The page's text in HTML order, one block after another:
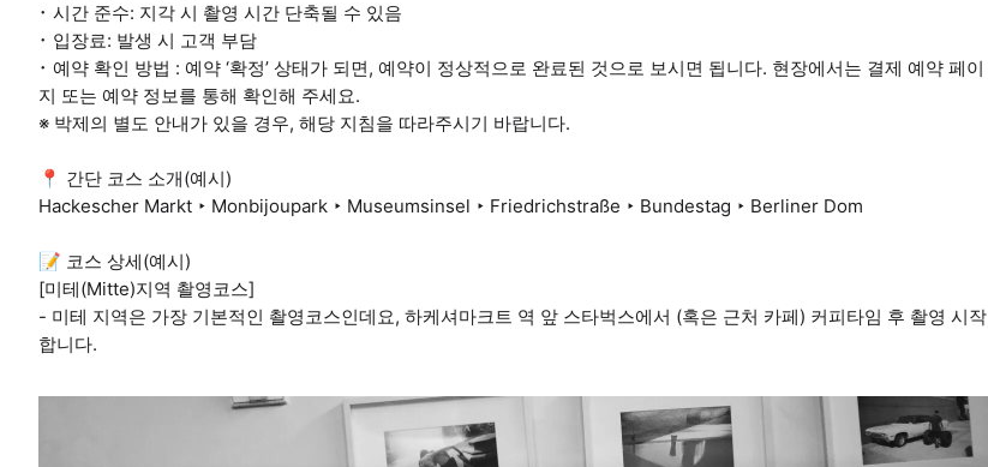
･ 시간 준수: 지각 시 촬영 시간 단축될 수 있음
･ 입장료: 발생 시 고객 부담
･ 예약 확인 방법 : 예약 ‘확정’ 상태가 되면, 예약이 정상적으로 완료된 것으로 보시면 됩니다. 현장에서는 결제 예약 페이
지 또는 예약 정보를 통해 확인해 주세요.
※ 박제의 별도 안내가 있을 경우, 해당 지침을 따라주시기 바랍니다.
📍 간단 코스 소개(예시)
Hackescher Markt ‣ Monbijoupark ‣ Museumsinsel ‣ Friedrichstraße ‣ Bundestag ‣ Berliner Dom
📝 코스 상세(예시)
[미테(Mitte)지역 촬영코스]
- 미테 지역은 가장 기본적인 촬영코스인데요, 하케셔마크트 역 앞 스타벅스에서 (혹은 근처 카페) 커피타임 후 촬영 시작
합니다.